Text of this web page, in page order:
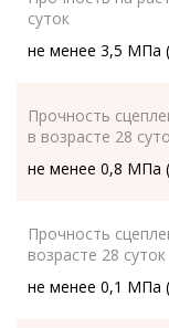
суток
не менее 3,5 МПа
Прочность
в возрасте 28
не менее 0,8 МПа
Прочность
возрасте 28 суток
не менее 0,1 МПа